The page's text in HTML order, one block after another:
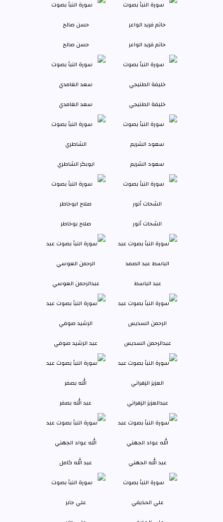
حاتم فريد الواعر حسن صالح
خليفة الطنيجي سعد الغامدي
سعود الشريم ابوبكر الشاطري
الشحات أنور صلاح بوخاطر
عبد الباسط عبدالرحمن العوسي
عبدالرحمن السديس عبد الرشيد صوفي
عبدالعزيز الزهراني عبد الله بصفر
عبد الله الجهني عبد الله كامل